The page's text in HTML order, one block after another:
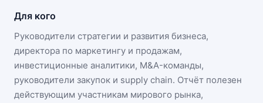
Для кого
Руководители стратегии и развития бизнеса,
директора по маркетингу и продажам,
инвестиционные аналитики, M&A-команды,
руководители закупок и supply chain. Отчёт полезен
действующим участникам мирового рынка,